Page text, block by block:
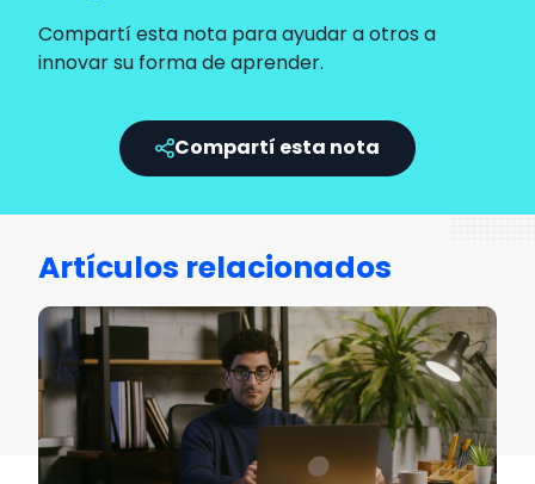
Compartí esta nota para ayudar a otros a
innovar su forma de aprender.
Compartí esta nota
Artículos relacionados